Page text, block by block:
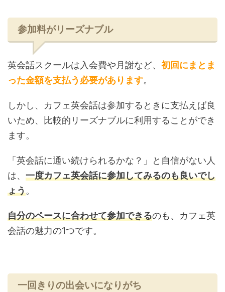
参加料がリーズナブル
英会話スクールは入会費や月謝など、 初回にまとま
った金額を支払う必要があります。
しかし、カフェ英会話は参加するときに支払えば良
いため、比較的リーズナブルに利用することができ
ます。
「英会話に通い続けられるかな？」と自信がない人
は、 一度カフェ英会話に参加してみるのも良いでし
ょう。
自分のペースに合わせて参加できるのも、カフェ英
会話の魅力の1つです。
一回きりの出会いになりがち